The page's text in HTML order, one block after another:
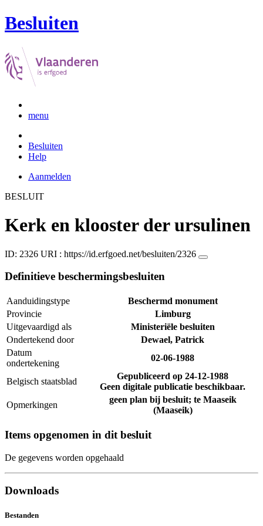
Besluiten
menu
Besluiten
Help
Aanmelden
BESLUIT
Kerk en klooster der ursulinen
ID: 2326 URI : https://id.erfgoed.net/besluiten/2326
Definitieve beschermingsbesluiten
Aanduidingstype
Beschermd monument
Provincie
Limburg
Uitgevaardigd als
Ministeriële besluiten
Ondertekend door
Dewael, Patrick
Datum
ondertekening
02-06-1988
Belgisch staatsblad
Gepubliceerd op 24-12-1988
Geen digitale publicatie beschikbaar.
Opmerkingen
geen plan bij besluit; te Maaseik
(Maaseik)
Items opgenomen in dit besluit
De gegevens worden opgehaald
Downloads
Bestanden